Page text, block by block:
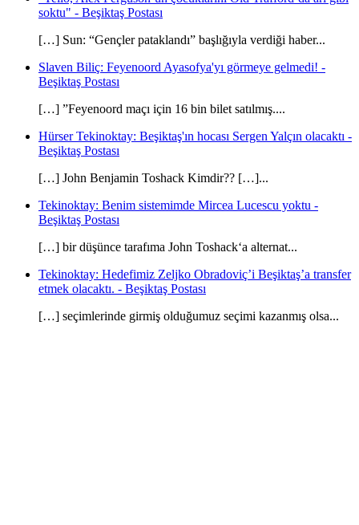
soktu" - Beşiktaş Postası
[…] Sun: “Gençler pataklandı” başlığıyla verdiği haber...
Slaven Biliç: Feyenoord Ayasofya'yı görmeye gelmedi! -
Beşiktaş Postası
[…] ”Feyenoord maçı için 16 bin bilet satılmış....
Hürser Tekinoktay: Beşiktaş'ın hocası Sergen Yalçın olacaktı -
Beşiktaş Postası
[…] John Benjamin Toshack Kimdir?? […]...
Tekinoktay: Benim sistemimde Mircea Lucescu yoktu -
Beşiktaş Postası
[…] bir düşünce tarafıma John Toshack‘a alternat...
Tekinoktay: Hedefimiz Zeljko Obradoviç’i Beşiktaş’a transfer
etmek olacaktı. - Beşiktaş Postası
[…] seçimlerinde girmiş olduğumuz seçimi kazanmış olsa...